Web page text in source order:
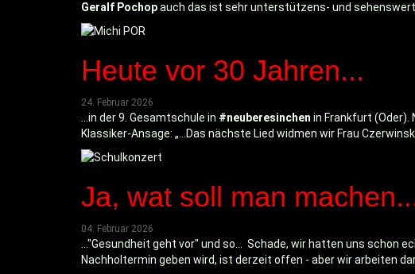
Geralf Pochopauch das ist sehr unterstützens- und sehenswert.
Heute vor 30 Jahren...
24. Februar 2026
...in der 9. Gesamtschule in #neuberesinchen in Frankfurt (Oder).
Klassiker-Ansage: „…Das nächste Lied widmen wir Frau
Ja, wat soll man
04. Februar 2026
..."Gesundheit geht vor" und so... Schade, wir hatten uns
Nachholtermin geben wird, ist derzeit offen - aber wir arbeiten